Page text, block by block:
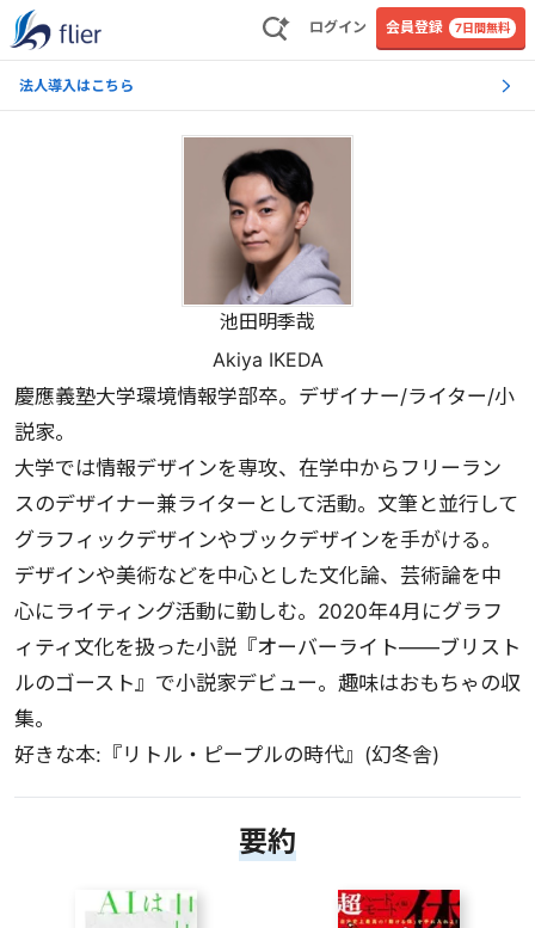
ログイン 会員登録 7日間無料
法人導入はこちら
池田明季哉
Akiya IKEDA
慶應義塾大学環境情報学部卒。デザイナー/ライター/小
説家。
大学では情報デザインを専攻、在学中からフリーラン
スのデザイナー兼ライターとして活動。文筆と並行して
グラフィックデザインやブックデザインを手がける。
デザインや美術などを中心とした文化論、芸術論を中
心にライティング活動に勤しむ。2020年4月にグラフ
ィティ文化を扱った小説『オーバーライト――ブリスト
ルのゴースト』で小説家デビュー。趣味はおもちゃの収
集。
好きな本:『リトル・ピープルの時代』(幻冬舎)
要約